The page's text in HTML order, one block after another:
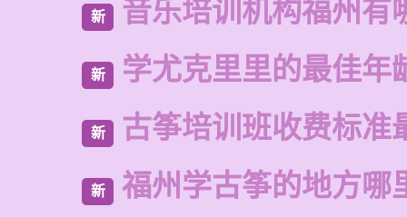
新 音乐培训机构福州有
新 学尤克里里的最佳年
新 古筝培训班收费标准
新 福州学古筝的地方哪